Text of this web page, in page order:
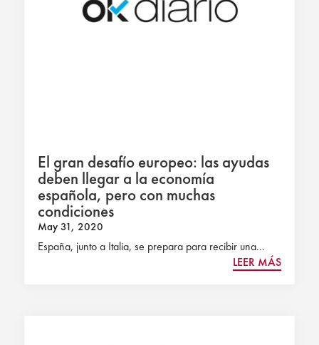
El gran desafío europeo: las ayudas
deben llegar a la economía
española, pero con muchas
condiciones
May 31, 2020
España, junto a Italia, se prepara para recibir una...
LEER MÁS